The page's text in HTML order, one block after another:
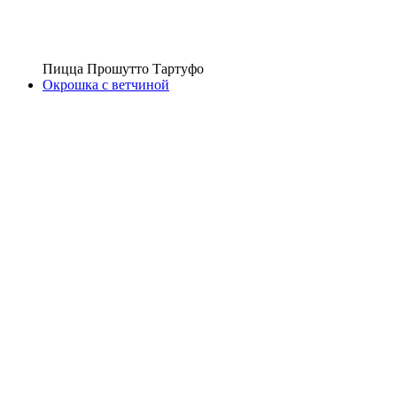
Пицца Прошутто Тартуфо
Окрошка с ветчиной